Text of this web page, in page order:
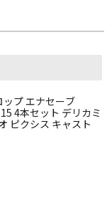
ップ エナセーブ
4本セット デリカミ
ピクシス キャスト